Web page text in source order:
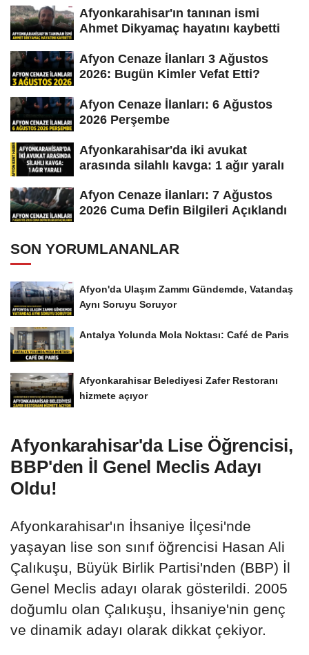
Afyonkarahisar'ın tanınan ismi
Ahmet Dikyamaç hayatını kaybetti
Afyon Cenaze İlanları 3 Ağustos
2026: Bugün Kimler Vefat Etti?
Afyon Cenaze İlanları: 6 Ağustos
2026 Perşembe
Afyonkarahisar'da iki avukat
arasında silahlı kavga: 1 ağır yaralı
Afyon Cenaze İlanları: 7 Ağustos
2026 Cuma Defin Bilgileri Açıklandı
SON YORUMLANANLAR
Afyon'da Ulaşım Zammı Gündemde, Vatandaş
Aynı Soruyu Soruyor
Antalya Yolunda Mola Noktası: Café de Paris
Afyonkarahisar Belediyesi Zafer Restoranı
hizmete açıyor
Afyonkarahisar'da Lise Öğrencisi,
BBP'den İl Genel Meclis Adayı
Oldu!
Afyonkarahisar'ın İhsaniye İlçesi'nde
yaşayan lise son sınıf öğrencisi Hasan Ali
Çalıkuşu, Büyük Birlik Partisi'nden (BBP) İl
Genel Meclis adayı olarak gösterildi. 2005
doğumlu olan Çalıkuşu, İhsaniye'nin genç
ve dinamik adayı olarak dikkat çekiyor.